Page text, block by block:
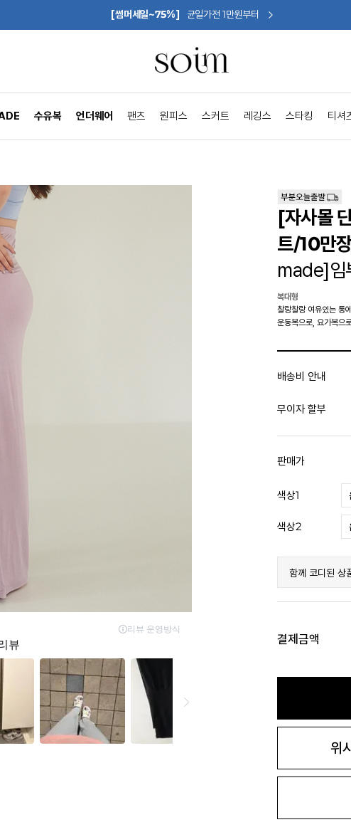
[썸머세일~75%] 균일가전 1만원부터
수유복 언더웨어 팬츠 원피스 스커트 레깅스 스타킹 티셔
[자사몰
트/10만
made]임
복대형
찰랑찰랑 여유있는 통
운동복으로, 요가복으
배송비 안내
무이자 할부
판매가
색상1
색상2
함께 코디된 상
결제금액
위